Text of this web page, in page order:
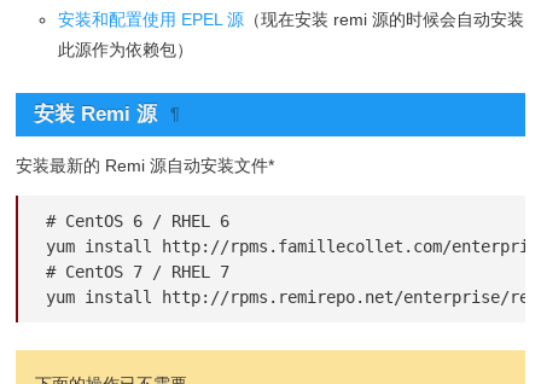
安装和配置使用 EPEL 源 （现在安装 remi 源的时候会自动安装
此源作为依赖包）
安装 Remi 源 ¶
安装最新的 Remi 源自动安装文件*
# CentOS 6 / RHEL 6
yum install http://rpms.famillecollet.com/
# CentOS 7 / RHEL 7
yum install http://rpms.remirepo.net/enterprise/